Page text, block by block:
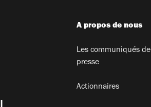
A propos de nous
Les communiqués de
presse
Actionnaires